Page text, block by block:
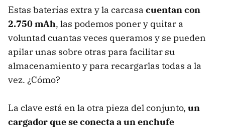
Estas baterías extra y la carcasa cuentan con
2.750 mAh, las podemos poner y quitar a
voluntad cuantas veces queramos y se pueden
apilar unas sobre otras para facilitar su
almacenamiento y para recargarlas todas a la
vez. ¿Cómo?
La clave está en la otra pieza del conjunto, un
cargador que se conecta a un enchufe